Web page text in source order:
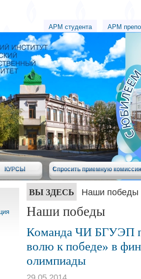
АРМ студента АРМ
Спросить приемную
ВЫ ЗДЕСЬ Наши победы
Наши победы
Команда ЧИ БГУЭП
волю к победе» в
олимпиады